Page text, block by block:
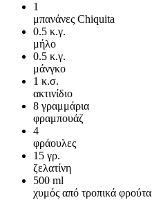
1
μπανάνες Chiquita
0.5 κ.γ.
μήλο
0.5 κ.γ.
μάνγκο
1 κ.σ.
ακτινίδιο
8 γραμμάρια
φραμπουάζ
4
φράουλες
15 γρ.
ζελατίνη
500 ml
χυμός από τροπικά φρούτα